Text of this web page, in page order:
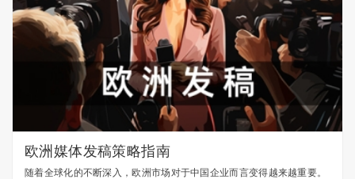
欧洲媒体发稿策略指南
随着全球化的不断深入，欧洲市场对于中国企业而言变得越来越重要。